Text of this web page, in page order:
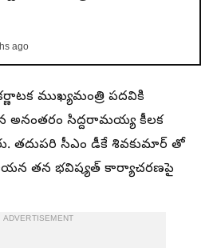
ago
ముఖ్యమంత్రి పదవికి
సిద్దరామయ్య కీలక
తదుపరి సీఎం డీకే శివకుమార్ తో
తన భవిష్యత్ కార్యాచరణపై
ADVERTISEMENT